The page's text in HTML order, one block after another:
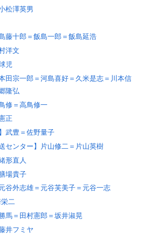
松澤英男
藤十郎＝飯島一郎＝飯島延浩
洋文
児
田宗一郎＝河島喜好＝久米是志＝川本信
隆弘
修＝高鳥修一
正
武豊＝佐野量子
センター】片山修二＝片山英樹
形直人
場貴子
谷外志雄＝元谷芙美子＝元谷一志
栄二
馬＝田村憲郎＝坂井淑晃
井フミヤ